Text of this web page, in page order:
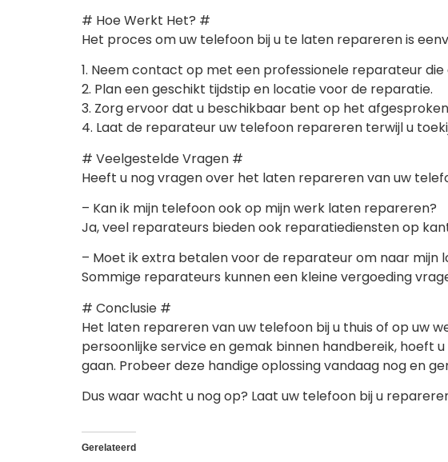
# Hoe Werkt Het? #
Het proces om uw telefoon bij u te laten repareren is
1. Neem contact op met een professionele reparateur
2. Plan een geschikt tijdstip en locatie voor de reparatie.
3. Zorg ervoor dat u beschikbaar bent op het
4. Laat de reparateur uw telefoon repareren terwijl u
# Veelgestelde Vragen #
Heeft u nog vragen over het laten repareren van uw
– Kan ik mijn telefoon ook op mijn werk laten repareren?
Ja, veel reparateurs bieden ook reparatiediensten op
– Moet ik extra betalen voor de reparateur om naar mijn
Sommige reparateurs kunnen een kleine vergoeding
# Conclusie #
Het laten repareren van uw telefoon bij u thuis of op uw
persoonlijke service en gemak binnen handbereik, hoeft
gaan. Probeer deze handige oplossing vandaag nog en
Dus waar wacht u nog op? Laat uw telefoon bij u
Gerelateerd